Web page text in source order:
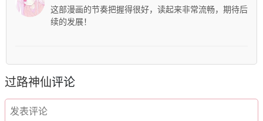
这部漫画的节奏把握得很好，读起来非常流畅，期待后
续的发展！
过路神仙评论